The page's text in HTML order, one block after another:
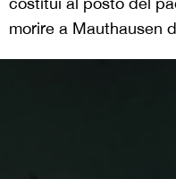
morire a Mauthausen